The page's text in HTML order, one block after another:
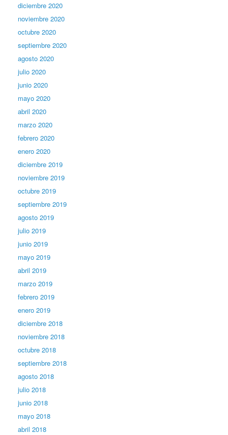
diciembre 2020
noviembre 2020
octubre 2020
septiembre 2020
agosto 2020
julio 2020
junio 2020
mayo 2020
abril 2020
marzo 2020
febrero 2020
enero 2020
diciembre 2019
noviembre 2019
octubre 2019
septiembre 2019
agosto 2019
julio 2019
junio 2019
mayo 2019
abril 2019
marzo 2019
febrero 2019
enero 2019
diciembre 2018
noviembre 2018
octubre 2018
septiembre 2018
agosto 2018
julio 2018
junio 2018
mayo 2018
abril 2018